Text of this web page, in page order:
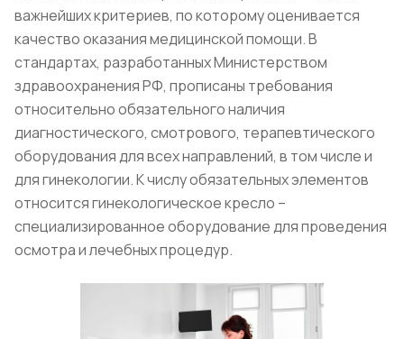
важнейших критериев, по которому оценивается
качество оказания медицинской помощи. В
стандартах, разработанных Министерством
здравоохранения РФ, прописаны требования
относительно обязательного наличия
диагностического, смотрового, терапевтического
оборудования для всех направлений, в том числе и
для гинекологии. К числу обязательных элементов
относится гинекологическое кресло –
специализированное оборудование для проведения
осмотра и лечебных процедур.